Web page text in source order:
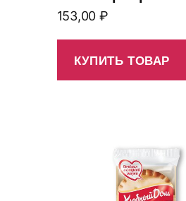
153,00 ₽
КУПИТЬ ТОВАР